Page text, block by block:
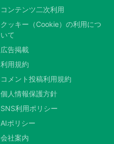
コンテンツ二次利用
クッキー（Cookie）の利用につ
いて
広告掲載
利用規約
コメント投稿利用規約
個人情報保護方針
SNS利用ポリシー
AIポリシー
会社案内